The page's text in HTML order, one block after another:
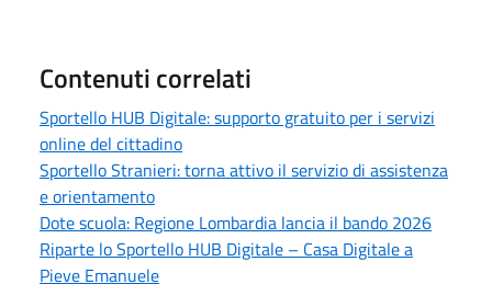
Contenuti correlati
Sportello HUB Digitale: supporto gratuito per i servizi
online del cittadino
Sportello Stranieri: torna attivo il servizio di assistenza
e orientamento
Dote scuola: Regione Lombardia lancia il bando 2026
Riparte lo Sportello HUB Digitale – Casa Digitale a
Pieve Emanuele